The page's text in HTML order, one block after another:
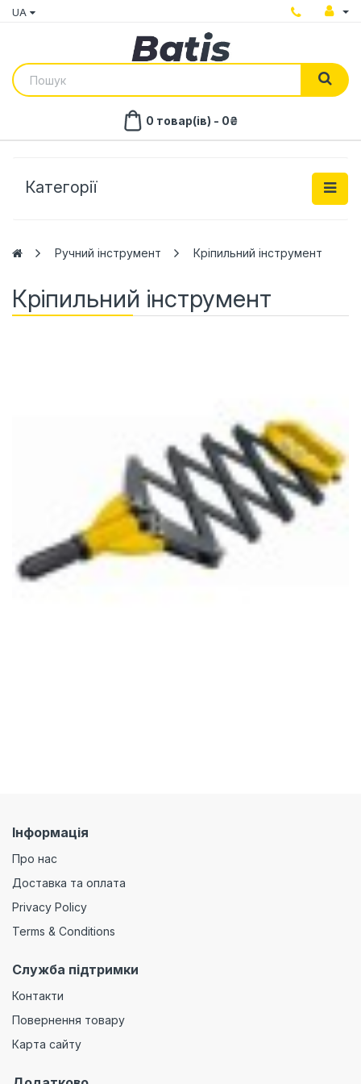
UA
0 товар(ів) - 0₴
Категорії
Ручний інструмент Кріпильний інструмент
Кріпильний інструмент
Інформація
Про нас
Доставка та оплата
Privacy Policy
Terms & Conditions
Служба підтримки
Контакти
Повернення товару
Карта сайту